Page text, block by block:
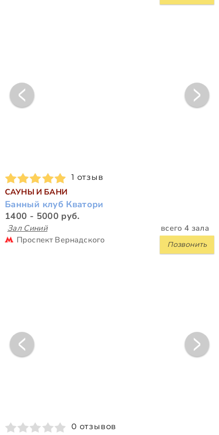
1 отзыв
САУНЫ И БАНИ
Банный клуб Кватори
1400 - 5000 руб.
Зал Синий всего 4 зала
Позвонить
Проспект Вернадского
0 отзывов